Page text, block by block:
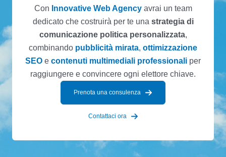
Con Innovative Web Agencyavrai un team
dedicato che costruirà per te una strategia di
comunicazione politica personalizzata,
combinando pubblicità mirata, ottimizzazione
SEO e contenuti multimediali professionali per
raggiungere e convincere ogni elettore chiave.
Prenota una consulenza
Contattaci ora